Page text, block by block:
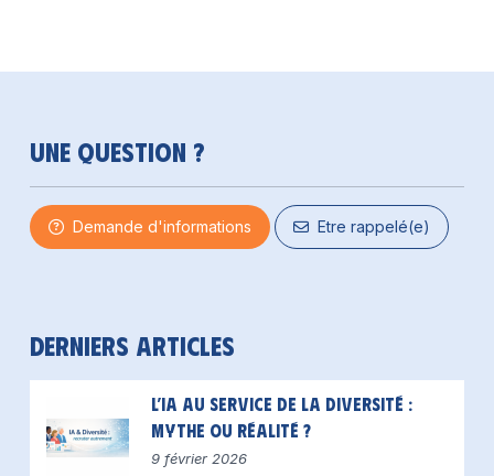
Une question ?
Demande d'informations Etre rappelé(e)
Derniers articles
L’IA au service de la diversité :
mythe ou réalité ?
9 février 2026